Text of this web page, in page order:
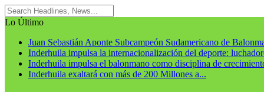
Lo Último
Juan Sebastián Aponte Subcampeón Sudamericano de
Inderhuila impulsa la internacionalización del deporte:
Inderhuila impulsa el balonmano como disciplina de
Inderhuila exaltará con más de 200 Millones a...